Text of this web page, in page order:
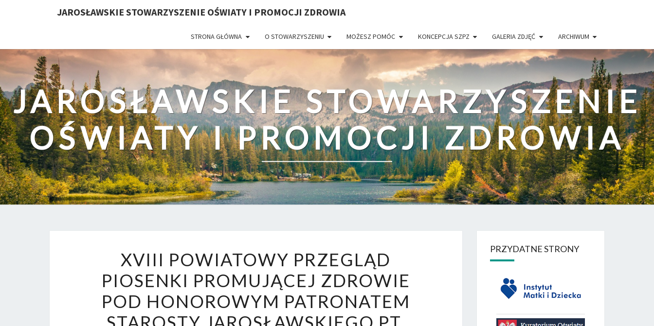
JAROSŁAWSKIE STOWARZYSZENIE OŚWIATY I PROMOCJI ZDROWIA
STRONA GŁÓWNA O STOWARZYSZENIU MOŻESZ POMÓC KONCEPCJA SZPZ GALERIA ZDJĘĆ ARCHIWUM
JAROSŁAWSKIE STOWARZYSZENIE
OŚWIATY I PROMOCJI ZDROWIA
POWIATOWY
PRZEGLĄD
PIOSENKI
PROMUJĄCEJ
ZDROWIE
XVIII POWIATOWY PRZEGLĄD
PIOSENKI PROMUJĄCEJ ZDROWIE
POD HONOROWYM PATRONATEM
PRZYDATNE STRONY